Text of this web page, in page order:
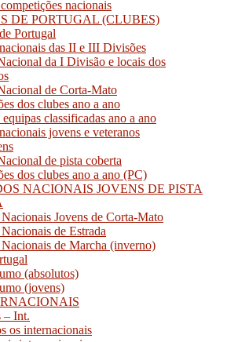
nacionais
DE PORTUGAL (CLUBES)
Portugal
das II e III Divisões
da I Divisão e locais dos
de Corta-Mato
dos clubes ano a ano
classificadas ano a ano
jovens e veteranos
de pista coberta
dos clubes ano a ano (PC)
NACIONAIS JOVENS DE PISTA
Jovens de Corta-Mato
de Estrada
de Marcha (inverno)
(absolutos)
(jovens)
– Int.
os internacionais